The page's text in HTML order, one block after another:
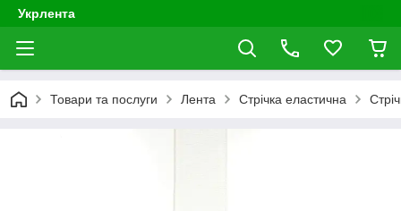
Укрлента
Товари та послуги Лента Стрічка еластична